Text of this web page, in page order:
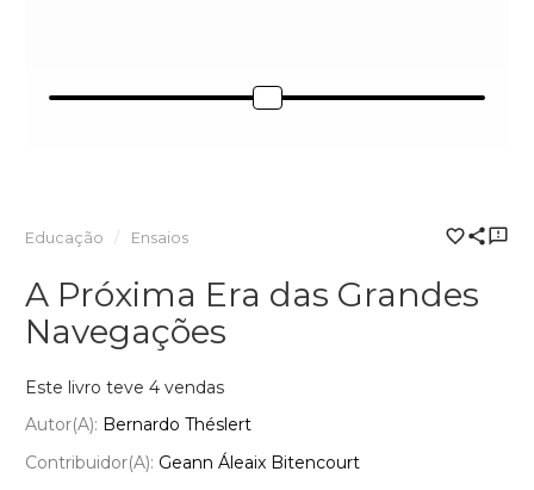
Educação Ensaios
A Próxima Era das Grandes
Navegações
Este livro teve 4 vendas
Autor(a): Bernardo Théslert
Contribuidor(a): Geann Áleaix Bitencourt